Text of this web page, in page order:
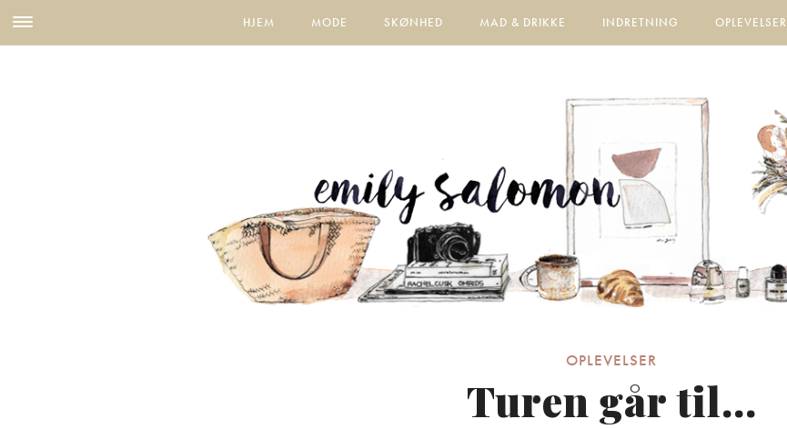
HJEM MODE SKØNHED MAD & DRIKKE INDRETNING OPLEVELSER
OPLEVELSER
Turen går til…